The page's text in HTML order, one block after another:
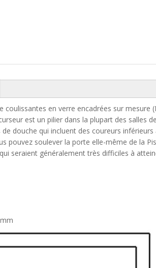
coulissantes en verre encadrées sur mesure
est un pilier dans la plupart des salles
douche qui incluent des coureurs
pouvez soulever la porte elle-même de la
seraient généralement très difficiles à